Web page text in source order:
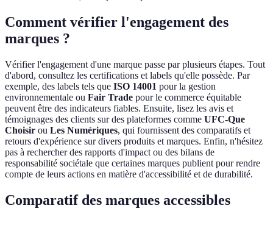
Comment vérifier l'engagement des
marques ?
Vérifier l'engagement d'une marque passe par plusieurs étapes. Tout
d'abord, consultez les certifications et labels qu'elle possède. Par
exemple, des labels tels que ISO 14001 pour la gestion
environnementale ou Fair Trade pour le commerce équitable
peuvent être des indicateurs fiables. Ensuite, lisez les avis et
témoignages des clients sur des plateformes comme UFC-Que
Choisir ou Les Numériques, qui fournissent des comparatifs et
retours d'expérience sur divers produits et marques. Enfin, n'hésitez
pas à rechercher des rapports d'impact ou des bilans de
responsabilité sociétale que certaines marques publient pour rendre
compte de leurs actions en matière d'accessibilité et de durabilité.
Comparatif des marques accessibles